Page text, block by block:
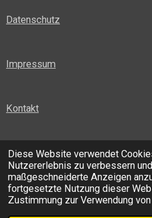
Diese Website verwendet
Nutzererlebnis zu verbessern und
maßgeschneiderte Anzeigen
fortgesetzte Nutzung dieser
Zustimmung zur Verwendung
Datenschutz
Impressum
Kontakt
Förderer
Bankverbindung